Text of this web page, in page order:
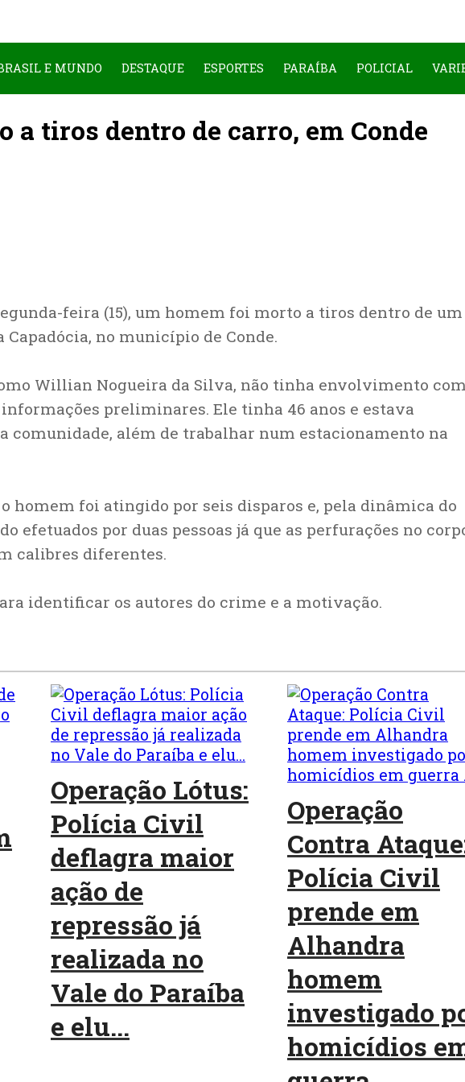
E MUNDO DESTAQUE ESPORTES PARAÍBA POLICIAL
a tiros dentro de carro, em Conde
feira (15), um homem foi morto a tiros dentro de um
no município de Conde.
Willian Nogueira da Silva, não tinha envolvimento
preliminares. Ele tinha 46 anos e estava
comunidade, além de trabalhar num estacionamento na
homem foi atingido por seis disparos e, pela dinâmica do
efetuados por duas pessoas já que as perfurações no
calibres diferentes.
identificar os autores do crime e a motivação.
Operação Lótus:
Polícia Civil
deflagra maior
ação de
repressão já
realizada no
Vale do Paraíba
e elu...
Operação
Contra
Polícia Civil
prende em
Alhandra
homem
investigado
homicídios